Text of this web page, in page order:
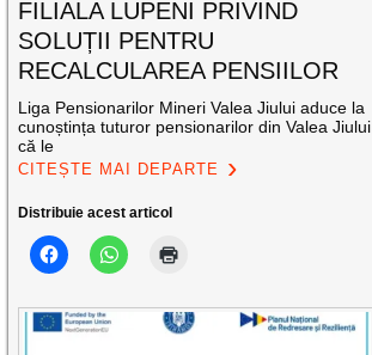
FILIALA LUPENI PRIVIND
SOLUȚII PENTRU
RECALCULAREA PENSIILOR
Liga Pensionarilor Mineri Valea Jiului aduce la
cunoștința tuturor pensionarilor din Valea Jiului
că le
CITEȘTE MAI DEPARTE
Distribuie acest articol